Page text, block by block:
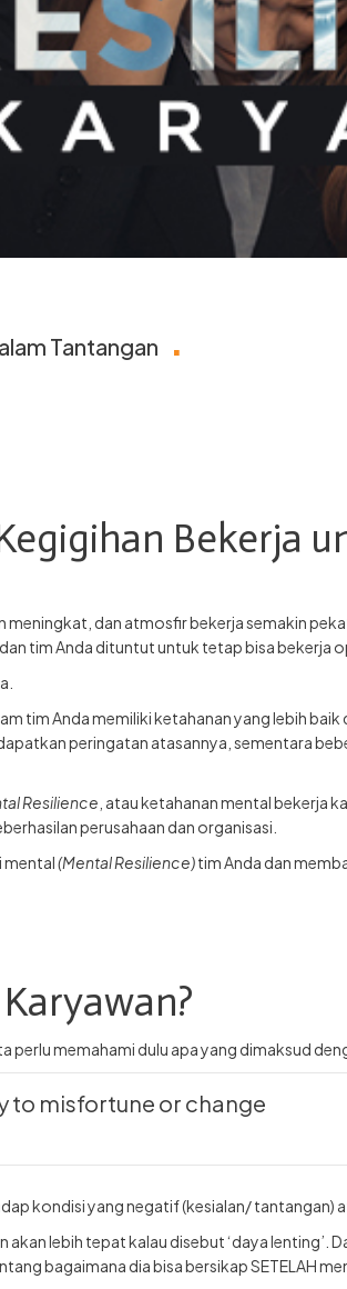
Tantangan .
Bekerja
dan atmosfir bekerja semakin
tim Anda dituntut untuk tetap bisa bekerja
tim Anda memiliki ketahanan yang lebih
peringatan atasannya, sementara
Resilience , atau ketahanan mental bekerja
perusahaan dan organisasi.
mental(Mental Resilience)tim Anda dan
perlu memahami dulu apa yang dimaksud
to misfortune or change
kondisi yang negatif (kesialan/ tantangan)
akan lebih tepat kalau disebut ‘daya
bagaimana dia bisa bersikap SETELAH